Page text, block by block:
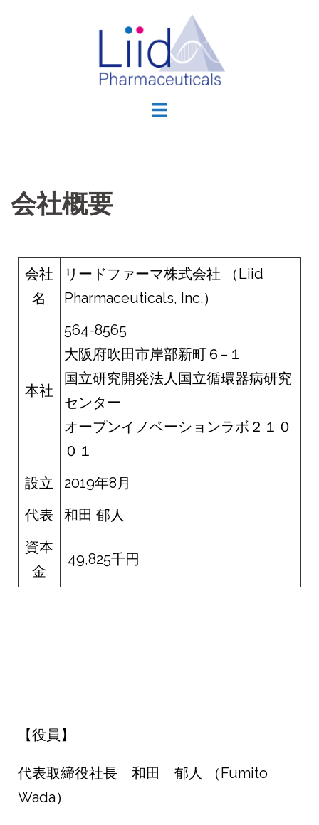
会社概要
会社
名
リードファーマ株式会社 （Liid
Pharmaceuticals, Inc.）
本社
564-8565
大阪府吹田市岸部新町６−１
国立研究開発法人国立循環器病研究
センター
オープンイノベーションラボ２１０
０１
設立
2019年8月
代表
和田 郁人
資本
金
49,825千円
【役員】
代表取締役社長 和田 郁人 （Fumito
Wada）